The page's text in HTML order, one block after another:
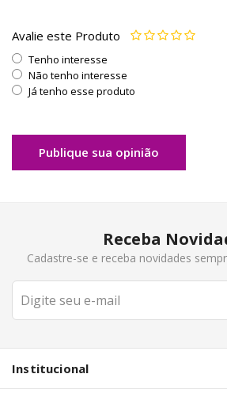
Avalie este Produto
Tenho interesse
Não tenho interesse
Já tenho esse produto
Publique sua opinião
Receba
Cadastre-se e receba novidades
Institucional